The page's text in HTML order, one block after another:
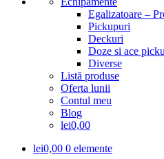
Egalizatoare –
Pickupuri
Deckuri
Doze si ace
Diverse
Listă produse
Oferta lunii
Contul meu
Blog
lei0,00
lei0,00 0 elemente